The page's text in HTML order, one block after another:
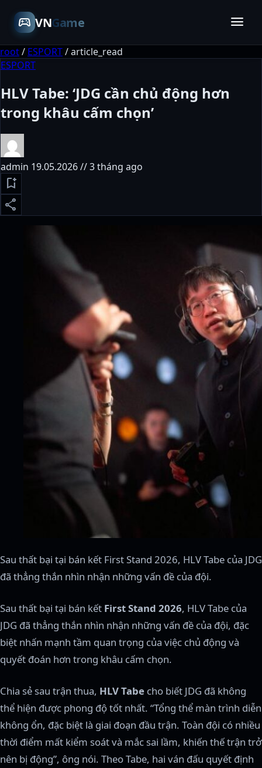
sports_esports VNGame menu
root/ ESPORT/article_read
ESPORT
HLV Tabe: ‘JDG cần chủ động hơn
trong khâu cấm chọn’
admin 19.05.2026 // 3 tháng ago
bookmark_add
share
Sau thất bại tại bán kết First Stand 2026, HLV Tabe của JDG
đã thẳng thắn nhìn nhận những vấn đề của đội.
Sau thất bại tại bán kết First Stand 2026, HLV Tabe của
JDG đã thẳng thắn nhìn nhận những vấn đề của đội, đặc
biệt nhấn mạnh tầm quan trọng của việc chủ động và
quyết đoán hơn trong khâu cấm chọn.
Chia sẻ sau trận thua, HLV Tabe cho biết JDG đã không
thể hiện được phong độ tốt nhất. “Tổng thể màn trình diễn
không ổn, đặc biệt là giai đoạn đầu trận. Toàn đội có nhiều
thời điểm mất kiểm soát và mắc sai lầm, khiến thế trận trở
nên bị động”, ông nói. Theo Tabe, hai ván đấu quyết định